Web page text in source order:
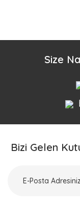
Size
Bizi Gelen